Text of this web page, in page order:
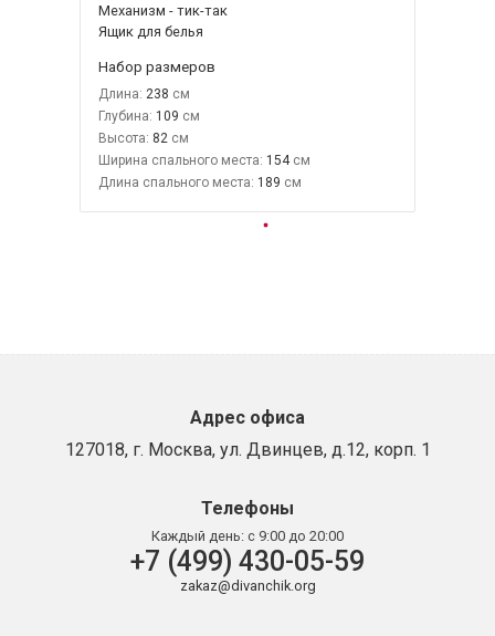
Механизм - тик-так
Ящик для белья
Набор размеров
Длина: 238
Глубина: 109
Высота: 82
Ширина спального места: 154
Длина спального места: 189
Адрес офиса
127018, г. Москва, ул. Двинцев, д.12, корп. 1
Телефоны
Каждый день: с 9:00 до 20:00
+7 (499) 430-05-59
zakaz@divanchik.org